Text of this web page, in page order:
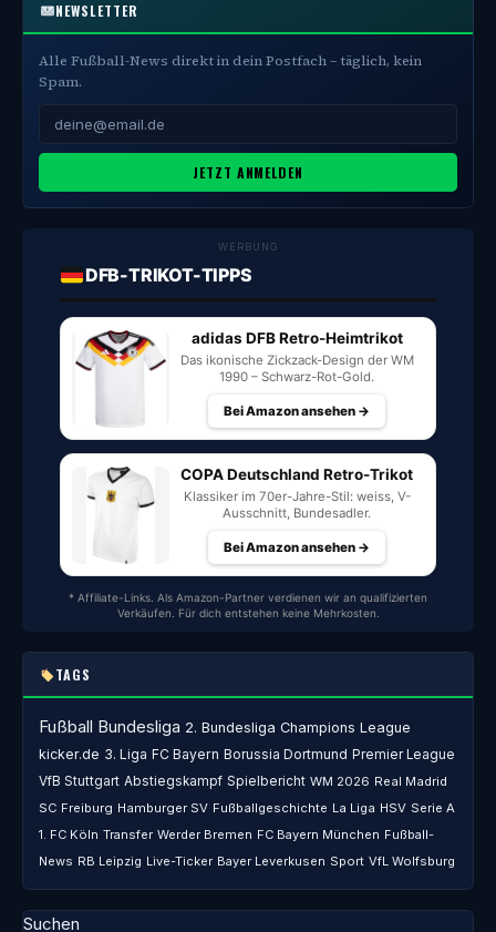
NEWSLETTER
Alle Fußball-News direkt in dein Postfach – täglich, kein
Spam.
JETZT ANMELDEN
WERBUNG
DFB-TRIKOT-TIPPS
adidas DFB Retro-Heimtrikot
Das ikonische Zickzack-Design der WM
1990 – Schwarz-Rot-Gold.
Bei Amazon ansehen →
COPA Deutschland Retro-Trikot
Klassiker im 70er-Jahre-Stil: weiss, V-
Ausschnitt, Bundesadler.
Bei Amazon ansehen →
* Affiliate-Links. Als Amazon-Partner verdienen wir an qualifizierten
Verkäufen. Für dich entstehen keine Mehrkosten.
TAGS
Fußball Bundesliga 2. Bundesliga Champions League
kicker.de 3. Liga FC Bayern Borussia Dortmund Premier League
VfB Stuttgart Abstiegskampf Spielbericht WM 2026 Real Madrid
SC Freiburg Hamburger SV Fußballgeschichte La Liga HSV Serie A
1. FC Köln Transfer Werder Bremen FC Bayern München Fußball-
News RB Leipzig Live-Ticker Bayer Leverkusen Sport VfL Wolfsburg
Suchen